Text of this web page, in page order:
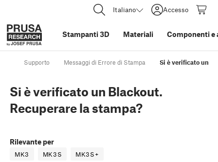
Italiano Accesso
Stampanti 3D Materiali Componenti e
Supporto Messaggi di Errore di Stampa Si è verificato un
Si è verificato un Blackout.
Recuperare la stampa?
Rilevante per
MK3 MK3S MK3S+